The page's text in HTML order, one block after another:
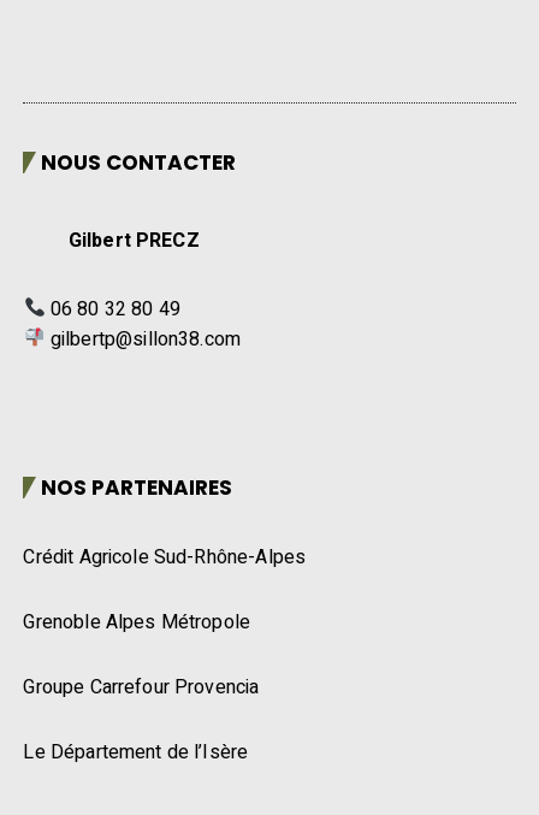
NOUS CONTACTER
Gilbert PRECZ
06 80 32 80 49
gilbertp@sillon38.com
NOS PARTENAIRES
Crédit Agricole Sud-Rhône-Alpes
Grenoble Alpes Métropole
Groupe Carrefour Provencia
Le Département de l’Isère